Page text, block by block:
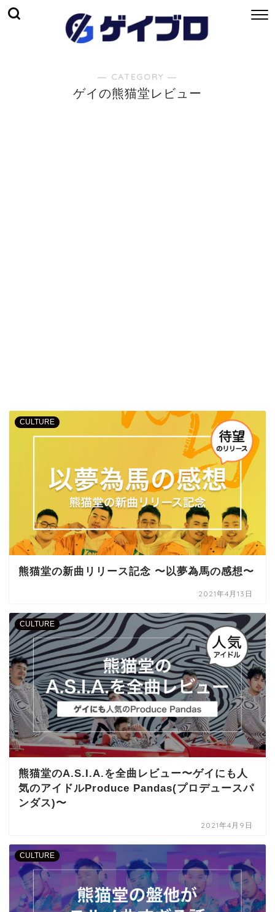
― CATEGORY ―
ゲイの熊猫堂レビュー
CULTURE
熊猫堂の新曲リリース記念 〜以夢為馬の感想〜
2021年4月13日
CULTURE
熊猫堂のA.S.I.A.を全曲レビュー〜ゲイにも人
気のアイドルProduce Pandas(プロデュースパ
ンダス)〜
2021年4月9日
CULTURE